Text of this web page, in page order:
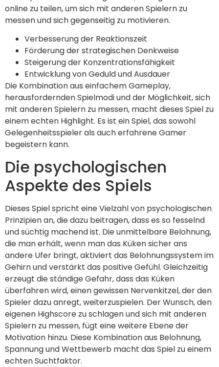
online zu teilen, um sich mit anderen Spielern zu
messen und sich gegenseitig zu motivieren.
Verbesserung der Reaktionszeit
Förderung der strategischen Denkweise
Steigerung der Konzentrationsfähigkeit
Entwicklung von Geduld und Ausdauer
Die Kombination aus einfachem Gameplay,
herausfordernden Spielmodi und der Möglichkeit, sich
mit anderen Spielern zu messen, macht dieses Spiel zu
einem echten Highlight. Es ist ein Spiel, das sowohl
Gelegenheitsspieler als auch erfahrene Gamer
begeistern kann.
Die psychologischen
Aspekte des Spiels
Dieses Spiel spricht eine Vielzahl von psychologischen
Prinzipien an, die dazu beitragen, dass es so fesselnd
und süchtig machend ist. Die unmittelbare Belohnung,
die man erhält, wenn man das Küken sicher ans
andere Ufer bringt, aktiviert das Belohnungssystem im
Gehirn und verstärkt das positive Gefühl. Gleichzeitig
erzeugt die ständige Gefahr, dass das Küken
überfahren wird, einen gewissen Nervenkitzel, der den
Spieler dazu anregt, weiterzuspielen. Der Wunsch, den
eigenen Highscore zu schlagen und sich mit anderen
Spielern zu messen, fügt eine weitere Ebene der
Motivation hinzu. Diese Kombination aus Belohnung,
Spannung und Wettbewerb macht das Spiel zu einem
echten Suchtfaktor.